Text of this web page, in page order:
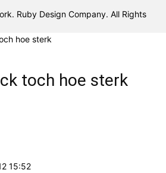
Ruby Design Company. All Rights
hoe sterk
toch hoe sterk
15:52